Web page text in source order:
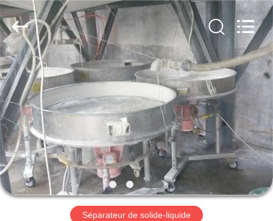
À
LA
MAISON
PRODUITS
À
PROPOS
2026
Xinxiang
AAREAL
Machine
Co.,Ltd.
All
Rights
Reserved.
Séparateur de solide-liquide